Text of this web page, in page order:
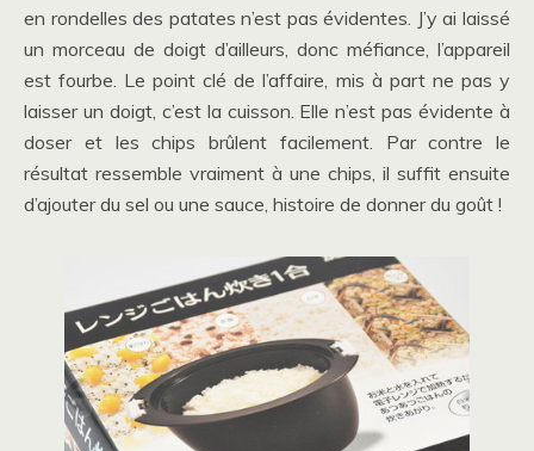
en rondelles des patates n’est pas évidentes. J’y ai laissé
un morceau de doigt d’ailleurs, donc méfiance, l’appareil
est fourbe. Le point clé de l’affaire, mis à part ne pas y
laisser un doigt, c’est la cuisson. Elle n’est pas évidente à
doser et les chips brûlent facilement. Par contre le
résultat ressemble vraiment à une chips, il suffit ensuite
d’ajouter du sel ou une sauce, histoire de donner du goût !